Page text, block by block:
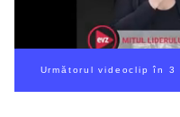
Următorul videoclip în 2